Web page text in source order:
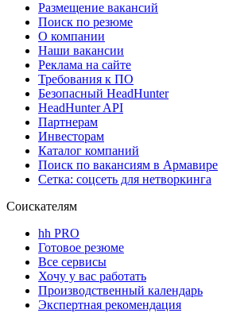
Размещение вакансий
Поиск по резюме
О компании
Наши вакансии
Реклама на сайте
Требования к ПО
Безопасный HeadHunter
HeadHunter API
Партнерам
Инвесторам
Каталог компаний
Поиск по вакансиям в Армавире
Сетка: соцсеть для нетворкинга
Соискателям
hh PRO
Готовое резюме
Все сервисы
Хочу у вас работать
Производственный календарь
Экспертная рекомендация